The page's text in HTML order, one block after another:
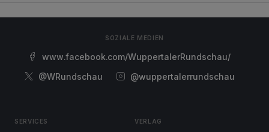
SOZIALE MEDIEN
www.facebook.com/WuppertalerRundschau/
@WRundschau
@wuppertalerrundschau
SERVICES VERLAG